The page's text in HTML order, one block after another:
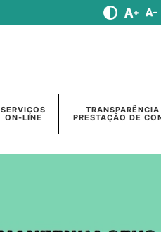
SERVIÇOS
ON-LINE
TRANSPARÊNCIA
PRESTAÇÃO DE